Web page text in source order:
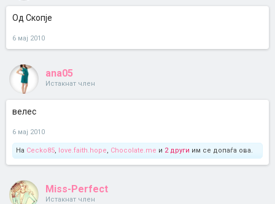
Од Скопје
6 мај 2010
ana05
Истакнат член
велес
6 мај 2010
На Cecko85, love.faith.hope, Chocolate.me и 2 други им се допаѓа ова.
Miss-Perfect
Истакнат член